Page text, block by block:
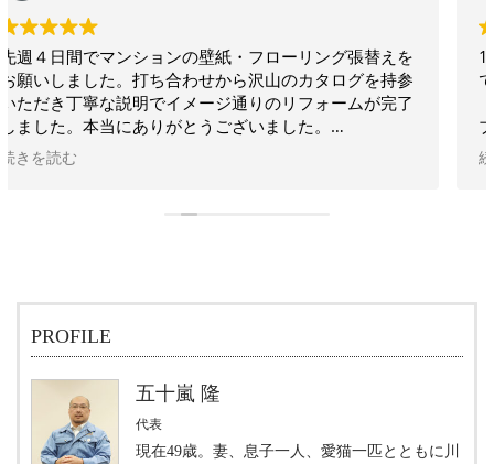
1年前に壁紙の施工をしていただいてとても良かったの
で、今回は天窓のブラインド設置をお願いしました。
ブラインドにするかロールスクリーンにするかという相
談から始まり、何通りかのプランで見積りをしていただ
いた上で、最終的には電動で角度調整できるブラインド
これで早朝の眩しさや、夏場の暑さをかなり緩和できそ
がりも大変良かったです。
これからも内装関係で何かあれば、ご相談したいと思い
ます。
続きを読む
PROFILE
五十嵐 隆
代表
現在49歳。妻、息子一人、愛猫一匹とともに川